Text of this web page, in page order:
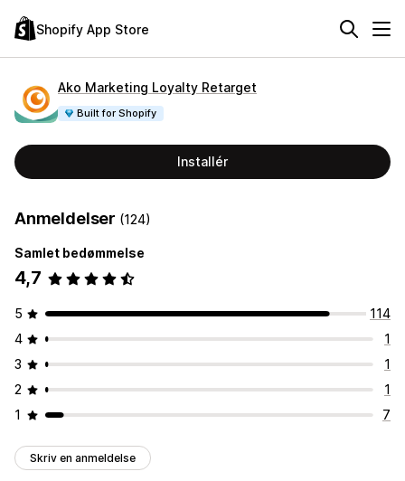
Shopify App Store
Ako Marketing Loyalty Retarget
Built for Shopify
Installér
Anmeldelser (124)
Samlet bedømmelse
4,7
5
114
4
1
3
1
2
1
1
7
Skriv en anmeldelse